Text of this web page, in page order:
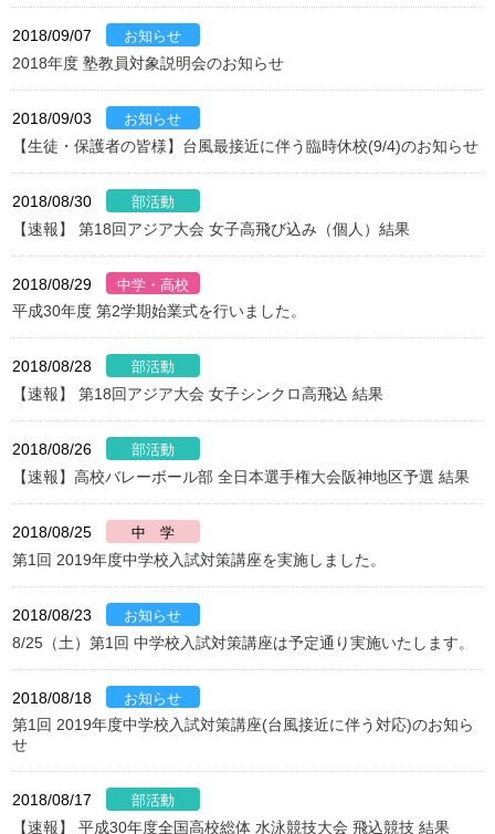
2018/09/07
2018年度 塾教員対象説明会のお知らせ
2018/09/03
【生徒・保護者の皆様】台風最接近に伴う臨時休校(9/4)のお知らせ
2018/08/30
【速報】 第18回アジア大会 女子高飛び込み（個人）結果
2018/08/29
平成30年度 第2学期始業式を行いました。
2018/08/28
【速報】 第18回アジア大会 女子シンクロ高飛込 結果
2018/08/26
【速報】高校バレーボール部 全日本選手権大会阪神地区予選 結果
2018/08/25
第1回 2019年度中学校入試対策講座を実施しました。
2018/08/23
8/25（土）第1回 中学校入試対策講座は予定通り実施いたします。
2018/08/18
第1回 2019年度中学校入試対策講座(台風接近に伴う対応)のお知ら
せ
2018/08/17
【速報】 平成30年度全国高校総体 水泳競技大会 飛込競技 結果